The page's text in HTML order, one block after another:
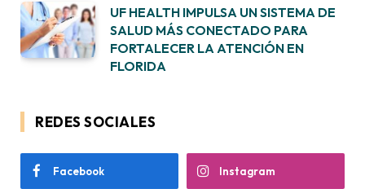
UF HEALTH IMPULSA UN SISTEMA DE
SALUD MÁS CONECTADO PARA
FORTALECER LA ATENCIÓN EN
FLORIDA
REDES SOCIALES
Facebook Instagram